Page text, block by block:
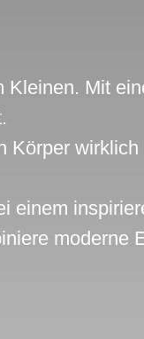
Mit
Körper
einem
moderne